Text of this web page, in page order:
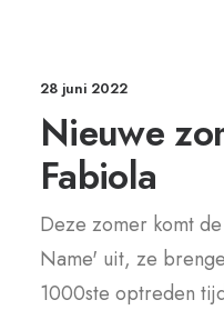
28 juni 2022
Nieuwe
Fabiola
Deze zomer komt
Name' uit, ze
1000ste optreden